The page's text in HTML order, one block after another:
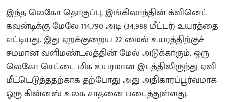
இந்த லெகோ தொகுப்பு, இங்கிலாந்தின் க்வினெட்
கவுன்டிக்கு மேலே 114,790 அடி (34,988 மீட்டர்) உயரத்தை
எட்டியது. இது ஏறக்குறைய 22 மைல் உயரத்திற்குச்
சமமான வளிமண்டலத்தின் மேல் அடுக்காகும். ஒரு
லெகோ செட்டை மிக உயரமான இடத்திலிருந்து ஏவி
மீட்டெடுத்ததற்காக தற்போது அது அதிகாரப்பூர்வமாக
ஒரு கின்னஸ் உலக சாதனை படைத்துள்ளது.